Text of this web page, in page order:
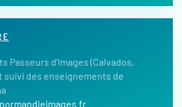
Passeurs d'Images (Calvados,
suivi des enseignements de